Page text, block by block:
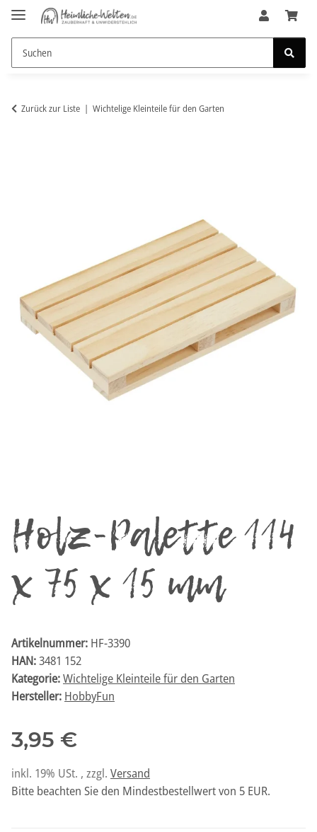
Zurück zur Liste Wichtelige Kleinteile für den Garten
Holz-Palette 114
x 75 x 15 mm
Artikelnummer: HF-3390
HAN:3481 152
Kategorie:Wichtelige Kleinteile für den Garten
Hersteller: HobbyFun
3,95 €
inkl. 19% USt. , zzgl. Versand
Bitte beachten Sie den Mindestbestellwert von 5 EUR.